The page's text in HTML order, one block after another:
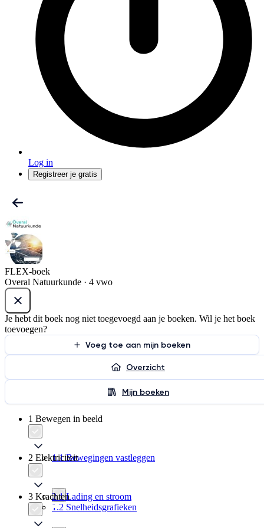
Log in
Registreer je gratis
FLEX-boek
Overal Natuurkunde · 4 vwo
Je hebt dit boek nog niet toegevoegd aan je boeken. Wil je het boek
toevoegen?
Voeg toe aan mijn boeken
Overzicht
Mijn boeken
1 Bewegen in beeld
1.1 Bewegingen vastleggen
1.2 Snelheidsgrafieken
2 Elektriciteit
2.1 Lading en stroom
3 Krachten